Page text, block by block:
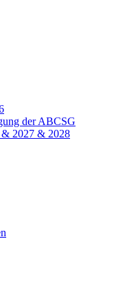
der ABCSG
& 2027 & 2028